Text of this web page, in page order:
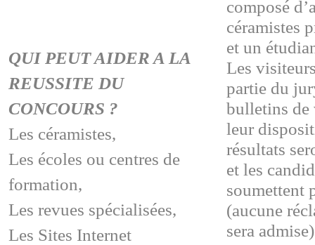
composé
céramistes
et un
Les
partie du
bulletins de
leur
résultats
et les
soumettent
(aucune
sera
QUI PEUT AIDER A LA
REUSSITE DU
CONCOURS ?
Les céramistes,
Les écoles ou centres de
formation,
Les revues spécialisées,
Les Sites Internet